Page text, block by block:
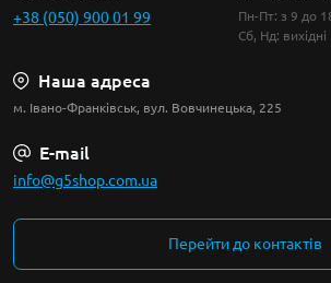
+38 (050) 900 01 99
Пн-Пт: з 9 до
Сб, Нд: вихідні
Наша адреса
м. Івано-Франківськ, вул. Вовчинецька, 225
E-mail
info@g5shop.com.ua
Перейти до контактів